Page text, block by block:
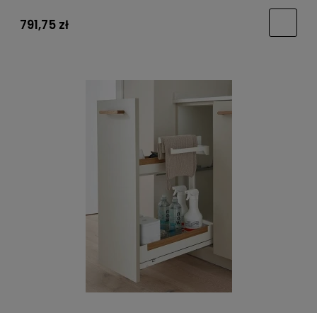
791,75 zł